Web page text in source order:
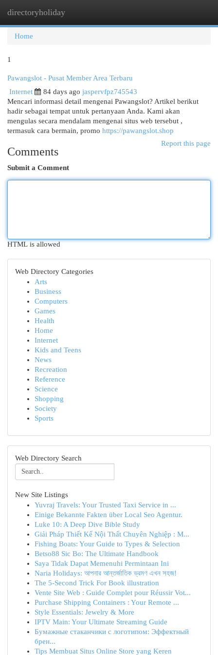
directoryholiday
Home
1
Pawangslot - Pusat Member Area Terbaru
Internet
84 days ago jaspervfpz745543
Mencari informasi detail mengenai Pawangslot? Artikel berikut
hadir sebagai tempat untuk pertanyaan Anda. Kami akan
mengulas secara mendalam mengenai situs web tersebut ,
termasuk cara bermain, promo https://pawangslot.shop
Report this page
Comments
Submit a Comment
HTML is allowed
Web Directory Categories
Arts
Business
Computers
Games
Health
Home
Internet
Kids and Teens
News
Recreation
Reference
Science
Shopping
Society
Sports
Web Directory Search
New Site Listings
Yuvraj Travels: Your Trusted Taxi Service in ...
Einige Bekannte Fakten über Local Seo Agentur.
Luke 10: A Deep Dive Bible Study
Giải Pháp Thiết Kế Nội Thất Chuyên Nghiệp : M...
Fishing Boats: Your Guide to Types & Selection
Betso88 Sic Bo: The Ultimate Handbook
Saya Tidak Dapat Memenuhi Permintaan Ini
Naria Holidays: আপনার আন্তর্জাতিক ভ্রমণ এখন সহজ!
The 5-Second Trick For Book illustration
Vente Site Web : Guide Complet pour Réussir Vot...
Purchase Shipping Containers : Your Remote ...
Style Essentials: Jewelry & More
IPTV Main: Your Ultimate Streaming Guide
Бумажные стаканчики с логотипом: Эффектный
брен...
Tips Membuat Situs Online Store yang Keren